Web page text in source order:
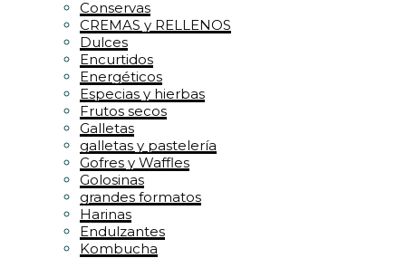
Conservas
CREMAS y RELLENOS
Dulces
Encurtidos
Energéticos
Especias y hierbas
Frutos secos
Galletas
galletas y pastelería
Gofres y Waffles
Golosinas
grandes formatos
Harinas
Endulzantes
Kombucha